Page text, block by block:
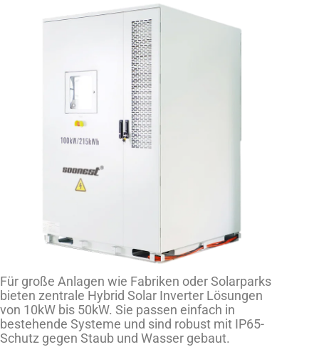
Für große Anlagen wie Fabriken oder Solarparks
bieten zentrale Hybrid Solar Inverter Lösungen
von 10kW bis 50kW. Sie passen einfach in
bestehende Systeme und sind robust mit IP65-
Schutz gegen Staub und Wasser gebaut.